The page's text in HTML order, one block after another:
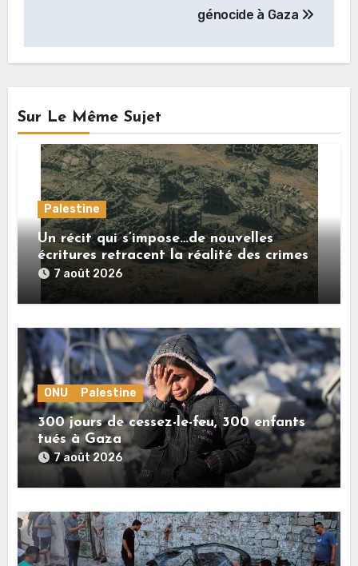
génocide à Gaza
Sur Le Même Sujet
Palestine
Un récit qui s’impose…de nouvelles
écritures retracent la réalité des crimes
sionistes à Gaza
7 août 2026
ONU Palestine
300 jours de cessez-le-feu, 300 enfants
tués à Gaza
7 août 2026